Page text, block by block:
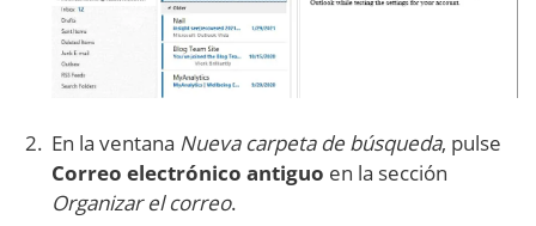
En la ventana Nueva carpeta de búsqueda, pulse
Correo electrónico antiguo en la sección
Organizar el correo.